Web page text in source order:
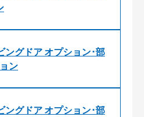
グドア オプション･部
ン
グドア オプション･部